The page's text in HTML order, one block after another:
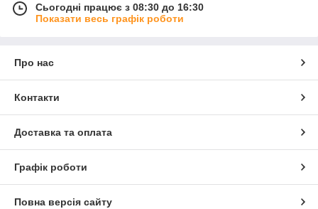
Сьогодні працює з 08:30 до 16:30
Показати весь графік роботи
Про нас
Контакти
Доставка та оплата
Графік роботи
Повна версія сайту